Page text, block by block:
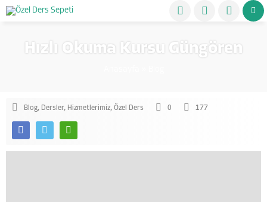
Hızlı Okuma Kursu Güngören
Blog, Dersler, Hizmetlerimiz, Özel Ders 0 177